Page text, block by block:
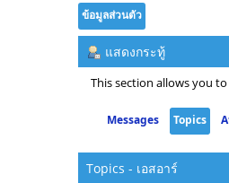
ข้อมูลส่วนตัว
แสดงกระทู้
This section allows you
Messages Topics
Topics - เอสอาร์